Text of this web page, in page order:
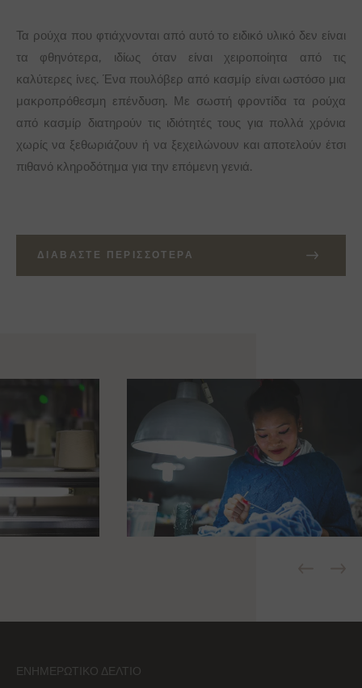
Τα ρούχα που φτιάχνονται από αυτό το ειδικό υλικό δεν είναι
τα φθηνότερα, ιδίως όταν είναι χειροποίητα από τις
καλύτερες ίνες. Ένα πουλόβερ από κασμίρ είναι ωστόσο μια
μακροπρόθεσμη επένδυση. Με σωστή φροντίδα τα ρούχα
από κασμίρ διατηρούν τις ιδιότητές τους για πολλά χρόνια
χωρίς να ξεθωριάζουν ή να ξεχειλώνουν και αποτελούν έτσι
πιθανό κληροδότημα για την επόμενη γενιά.
ΔΙΑΒΆΣΤΕ ΠΕΡΙΣΣΌΤΕΡΑ
ΕΝΗΜΕΡΩΤΙΚΌ ΔΕΛΤΊΟ